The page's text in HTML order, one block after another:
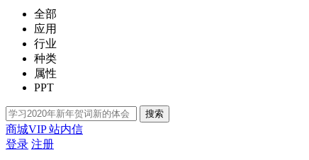
全部
应用
行业
种类
属性
PPT
搜索
商城VIP站内信
登录 注册